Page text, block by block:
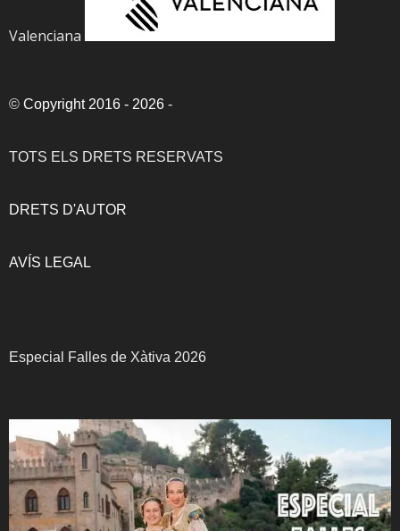
Valenciana
© Copyright 2016 - 2026 -
TOTS ELS DRETS RESERVATS
DRETS D'AUTOR
AVÍS LEGAL
Especial Falles de Xàtiva 2026